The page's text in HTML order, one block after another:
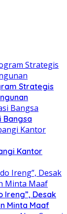
Strategis
Bangsa
Kantor
Ireng”, Desak
Minta Maaf